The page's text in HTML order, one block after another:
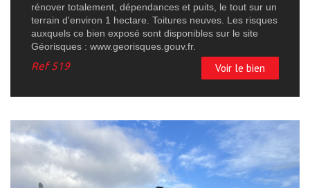
rénover totalement, dépendances et puits, le tout sur un
terrain d'environ 1 hectare. Toitures neuves. Les risques
auxquels ce bien exposé sont disponibles sur le site
Géorisques : www.georisques.gouv.fr.
Ref519 Voir le bien